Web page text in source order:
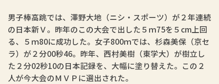
男子棒高跳では、澤野大地（ニシ・スポーツ）が２年連続
の日本新Ｖ。昨年のこの大会で出した５ｍ75を５cm上回
る、５ｍ80に成功した。女子800ｍでは、杉森美保（京セ
ラ）が２分00秒46。昨年、西村美樹（東学大）が樹立し
た２分02秒10の日本記録を、大幅に塗り替えた。この２
人が今大会のＭＶＰに選出された。